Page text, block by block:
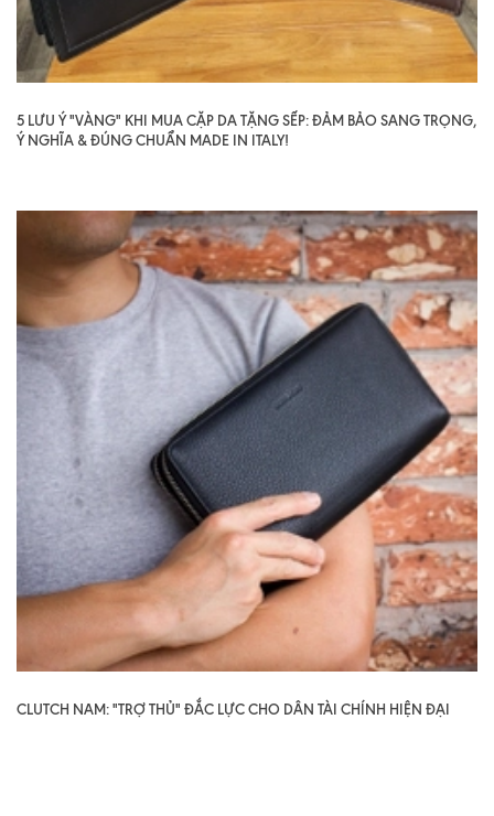
5 LƯU Ý "VÀNG" KHI MUA CẶP DA TẶNG SẾP: ĐẢM BẢO SANG TRỌNG,
Ý NGHĨA & ĐÚNG CHUẨN MADE IN ITALY!
CLUTCH NAM: "TRỢ THỦ" ĐẮC LỰC CHO DÂN TÀI CHÍNH HIỆN ĐẠI